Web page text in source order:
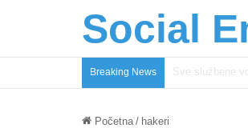
Social
Breaking News Coca-Cola
Početna / hakeri